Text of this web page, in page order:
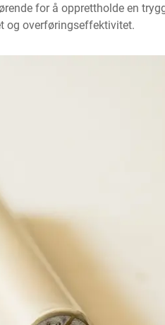
for å opprettholde en
og overføringseffektivitet.